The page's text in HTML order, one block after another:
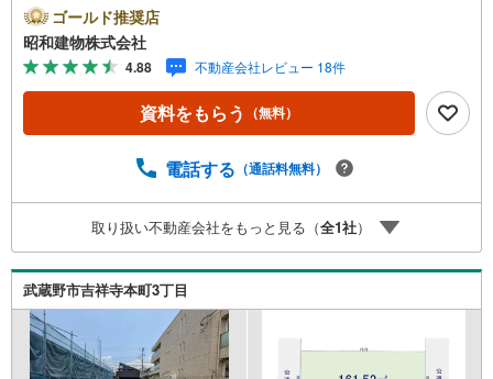
・・・地域密着昭和建物です・・・ 西荻窪に創業44年、
地域密着の不動産会社です。 不動産購入、買換えには、
不安がつきもの。 物件の選定や住宅ローンはもちろん地域
密着だからこその情報をお伝え、ご提案いたします。 お
気軽にご相談、ご来社頂ける会社です。スタッフ一同、心
よりお待ちしております。 同じ立地、同じ建物は存在しま
ーム充実・チャイルド-シートの用意もございます。 ご家族
お気軽にお問い合わせください。 営業時間: 9:00 - 20:
00
ゴールド推奨店
昭和建物株式会社
4.88 不動産会社レビュー 18件
資料をもらう （無料）
電話する （通話料無料）
取り扱い不動産会社をもっと見る（全1社）
武蔵野市吉祥寺本町3丁目